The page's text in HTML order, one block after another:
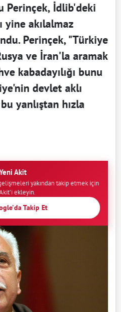
Perinçek, İdlib'deki
yine akılalmaz
Perinçek, "Türkiye
ve İran'la aramak
kabadayılığı bunu
devlet aklı
yanlıştan hızla
Akit
yakından takip etmek için
ekleyin.
Takip Et